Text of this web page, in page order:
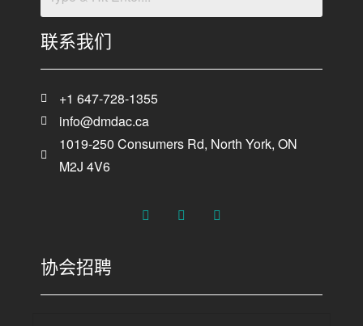
联系我们
+1 647-728-1355
info@dmdac.ca
1019-250 Consumers Rd, North York, ON
M2J 4V6
协会招聘